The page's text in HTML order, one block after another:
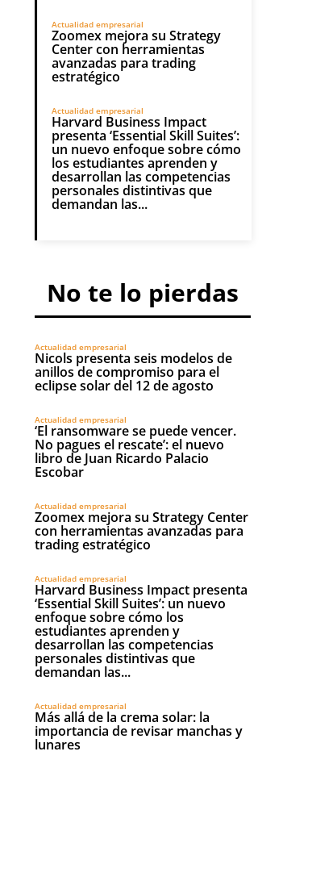
Actualidad empresarial
Zoomex mejora su Strategy
Center con herramientas
avanzadas para trading
estratégico
Actualidad empresarial
Harvard Business Impact
presenta ‘Essential Skill Suites’:
un nuevo enfoque sobre cómo
los estudiantes aprenden y
desarrollan las competencias
personales distintivas que
demandan las...
No te lo pierdas
Actualidad empresarial
Nicols presenta seis modelos de
anillos de compromiso para el
eclipse solar del 12 de agosto
Actualidad empresarial
‘El ransomware se puede vencer.
No pagues el rescate’: el nuevo
libro de Juan Ricardo Palacio
Escobar
Actualidad empresarial
Zoomex mejora su Strategy Center
con herramientas avanzadas para
trading estratégico
Actualidad empresarial
Harvard Business Impact presenta
‘Essential Skill Suites’: un nuevo
enfoque sobre cómo los
estudiantes aprenden y
desarrollan las competencias
personales distintivas que
demandan las...
Actualidad empresarial
Más allá de la crema solar: la
importancia de revisar manchas y
lunares